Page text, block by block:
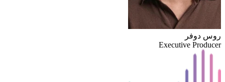
روس دوفر
Executive Producer